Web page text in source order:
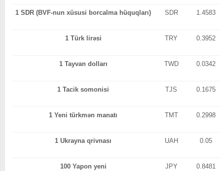
1 SDR (BVF-nun xüsusi borcalma hüquqları) SDR 1.4583
1 Türk lirəsi TRY 0.3952
1 Tayvan dolları TWD 0.0342
1 Tacik somonisi TJS 0.1675
1 Yeni türkmən manatı TMT 0.2998
1 Ukrayna qrivnası UAH 0.05
100 Yapon yeni JPY 0.8481